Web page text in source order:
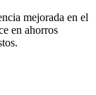
mejorada en el
en ahorros